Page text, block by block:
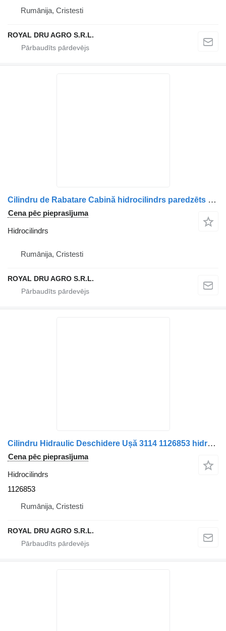
Rumānija, Cristesti
ROYAL DRU AGRO S.R.L.
Cilindru de Rabatare Cabină hidrocilindrs paredzēts Volvo 15366 3435 kravas automašīnas
Cena pēc pieprasījuma
Hidrocilindrs
Rumānija, Cristesti
ROYAL DRU AGRO S.R.L.
Cilindru Hidraulic Deschidere Ușă 3114 1126853 hidrocilindrs paredzēts Volvo 85105008 / 20712791 / 21407035-11 kravas automašīnas
Cena pēc pieprasījuma
Hidrocilindrs
1126853
Rumānija, Cristesti
ROYAL DRU AGRO S.R.L.